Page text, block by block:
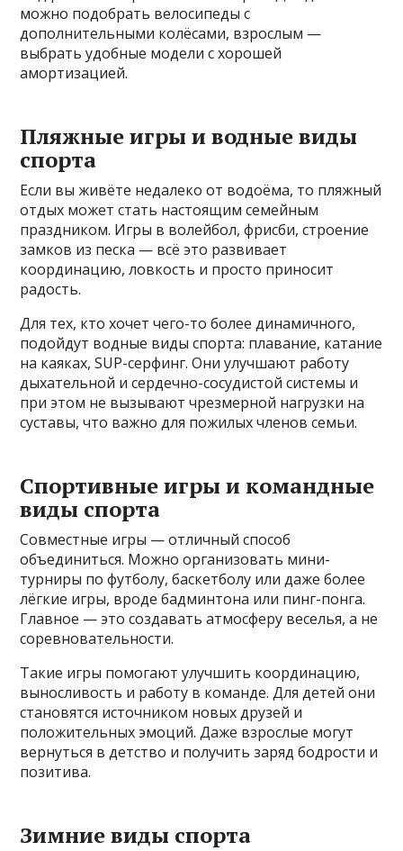
можно подобрать велосипеды с
дополнительными колёсами, взрослым —
выбрать удобные модели с хорошей
амортизацией.
Пляжные игры и водные виды
спорта
Если вы живёте недалеко от водоёма, то пляжный
отдых может стать настоящим семейным
праздником. Игры в волейбол, фрисби, строение
замков из песка — всё это развивает
координацию, ловкость и просто приносит
радость.
Для тех, кто хочет чего-то более динамичного,
подойдут водные виды спорта: плавание, катание
на каяках, SUP-серфинг. Они улучшают работу
дыхательной и сердечно-сосудистой системы и
при этом не вызывают чрезмерной нагрузки на
суставы, что важно для пожилых членов семьи.
Спортивные игры и командные
виды спорта
Совместные игры — отличный способ
объединиться. Можно организовать мини-
турниры по футболу, баскетболу или даже более
лёгкие игры, вроде бадминтона или пинг-понга.
Главное — это создавать атмосферу веселья, а не
соревновательности.
Такие игры помогают улучшить координацию,
выносливость и работу в команде. Для детей они
становятся источником новых друзей и
положительных эмоций. Даже взрослые могут
вернуться в детство и получить заряд бодрости и
позитива.
Зимние виды спорта